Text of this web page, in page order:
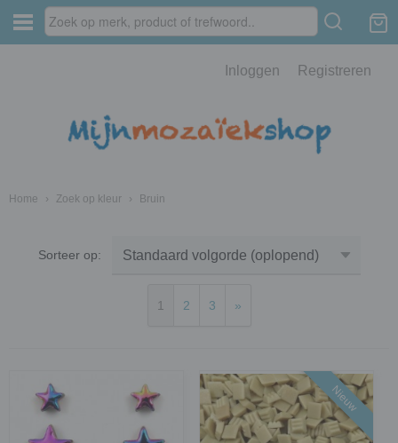
Inloggen Registreren
Home › Zoek op kleur › Bruin
Sorteer op:
1 2 3 »
Nieuw